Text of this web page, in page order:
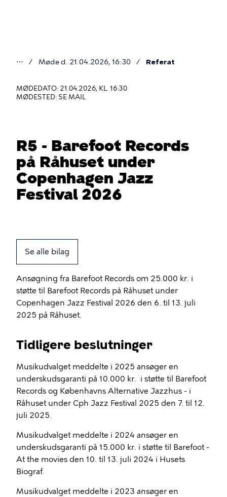
er
her
⋯ Møde d. 21.04.2026, 16:30 Referat
MØDEDATO: 21.04.2026, KL. 16:30
MØDESTED: SE MAIL
R5 - Barefoot Records
på Råhuset under
Copenhagen Jazz
Festival 2026
Se alle bilag
Ansøgning fra Barefoot Records om 25.000 kr. i
støtte til Barefoot Records på Råhuset under
Copenhagen Jazz Festival 2026 den 6. til 13. juli
2025 på Råhuset.
Tidligere beslutninger
Musikudvalget meddelte i 2025 ansøger en
underskudsgaranti på 10.000 kr. i støtte til Barefoot
Records og Københavns Alternative Jazzhus - i
Råhuset under Cph Jazz Festival 2025 den 7. til 12.
juli 2025.
Musikudvalget meddelte i 2024 ansøger en
underskudsgaranti på 15.000 kr. i støtte til Barefoot -
At the movies den 10. til 13. juli 2024 i Husets
Biograf.
Musikudvalget meddelte i 2023 ansøger en